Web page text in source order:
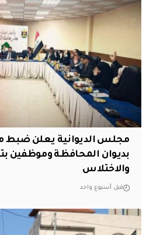
مجلس الديوانية يعلن
بديوان المحافظة وموظفين
والاختلاس
قبل أسبوع واحد